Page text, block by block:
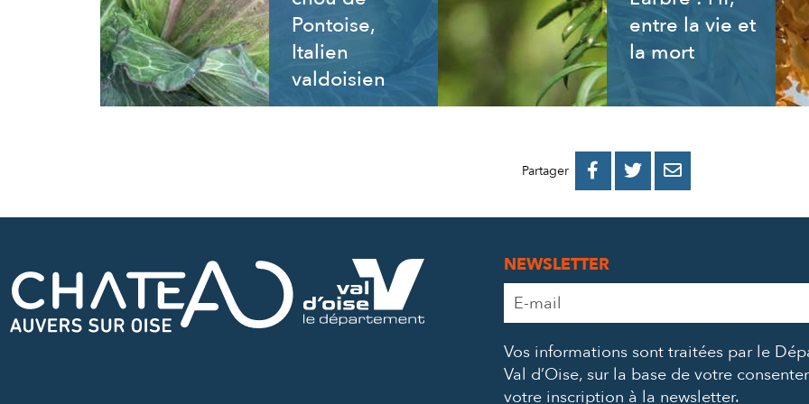
Pontoise,
Italien
valdoisien
entre la vie et
la mort
Partager 
PARTAGER
PARTAGER
PARTAGER
NEWSLETTER
Adresse
e-
*
Vos informations sont traitées par le
Val d’Oise, sur la base de votre
votre inscription à la newsletter.